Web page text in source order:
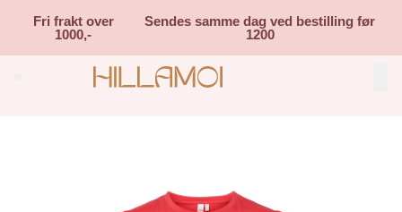
Fri frakt over
1000,-
Sendes samme dag ved bestilling før
1200
Search (⌘K)